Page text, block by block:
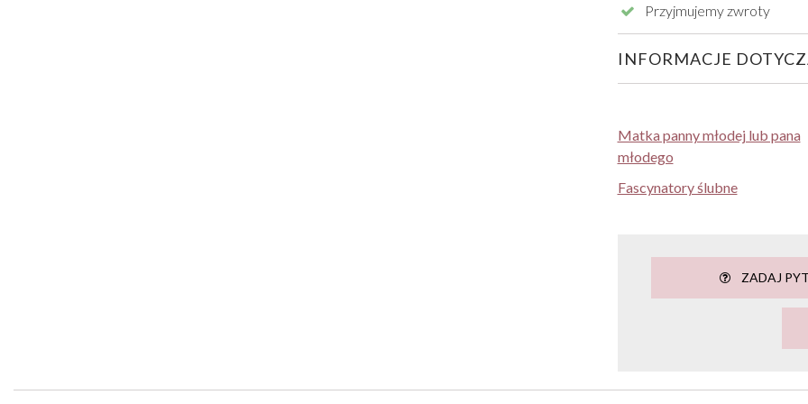
Przyjmujemy zwroty
INFORMACJE
Matka panny młodej lub pana
młodego
Fascynatory ślubne
ZADAJ